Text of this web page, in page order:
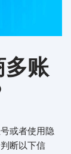
多账
或者使用隐
断以下信